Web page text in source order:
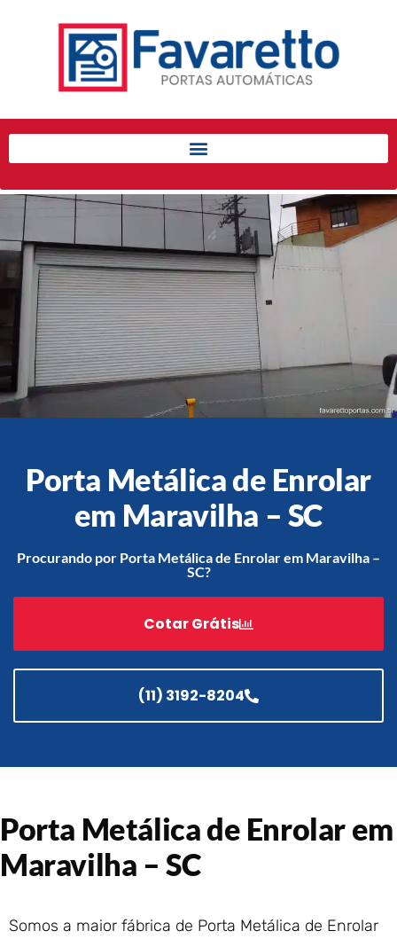
Início
Produtos
Porta de Enrolar Automática
Automatizadores
Acessórios Para Portas de
Enrolar
Pintura eletrostática
Portfólio
Contato
Acessórios
Automatização
Portão de Garagem de
Enrolar em São Pedro da
Aldeia – RJ
Portão de Garagem de
Enrolar em Rio das Ostras –
RJ
Enrolar em Petrópolis – RJ
Porta Metálica de Enrolar
em Maravilha – SC
Procurando por Porta Metálica de Enrolar em Maravilha –
SC?
Cotar Grátis
(11) 3192-8204
Porta Metálica de Enrolar em
Maravilha – SC
Somos a maior fábrica de Porta Metálica de Enrolar